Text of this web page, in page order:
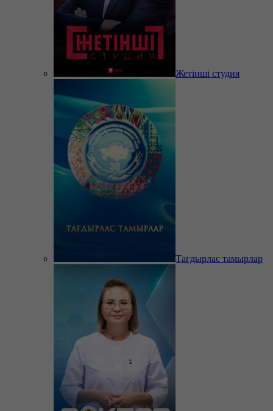
Жетінші студия
Тағдырлас тамырлар